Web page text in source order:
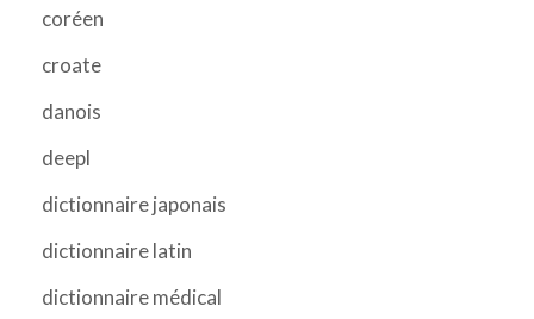
coréen
croate
danois
deepl
dictionnaire japonais
dictionnaire latin
dictionnaire médical